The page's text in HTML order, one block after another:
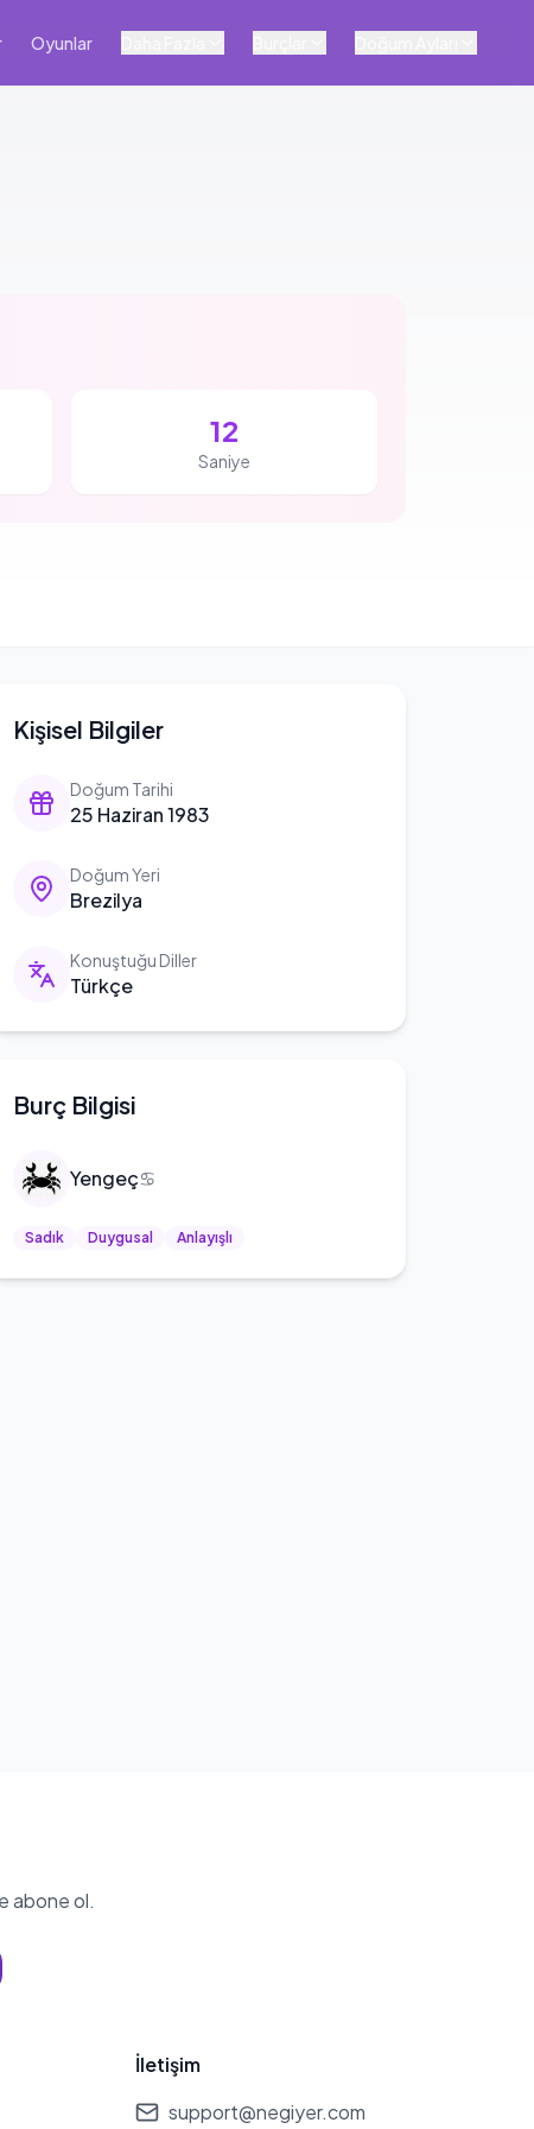
Oyunlar
11
Saniye
Kişisel Bilgiler
Doğum Tarihi
25 Haziran 1983
Doğum Yeri
Brezilya
Konuştuğu Diller
Türkçe
Burç Bilgisi
Yengeç♋
Sadık Duygusal Anlayışlı
abone ol.
İletişim
support@negiyer.com